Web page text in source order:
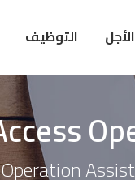
التوظيف